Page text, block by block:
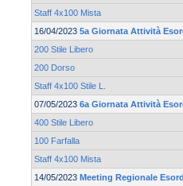
Staff 4x100 Mista
16/04/2023 5a Giornata Attività
200 Stile Libero
200 Dorso
Staff 4x100 Stile L.
07/05/2023 6a Giornata Attività
400 Stile Libero
100 Farfalla
Staff 4x100 Mista
14/05/2023 Meeting Regionale